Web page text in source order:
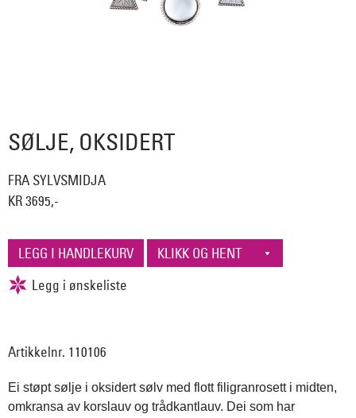
SØLJE, OKSIDERT
FRA SYLVSMIDJA
KR 3695,-
Artikkelnr. 110106
Ei støpt sølje i oksidert sølv med flott filigranrosett i midten,
omkransa av korslauv og trådkantlauv. Dei som har